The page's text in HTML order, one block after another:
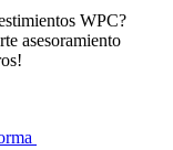
WPC?
asesoramiento